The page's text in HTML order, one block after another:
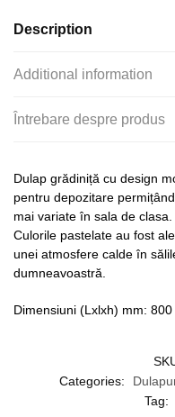
Description
Additional information
Întrebare despre produs
Dulap grădiniță cu design
pentru depozitare
mai variate în sala de clasa.
Culorile pastelate au fost
unei atmosfere calde în
dumneavoastră.
Dimensiuni (Lxlxh) mm:
Categories:
Tag: